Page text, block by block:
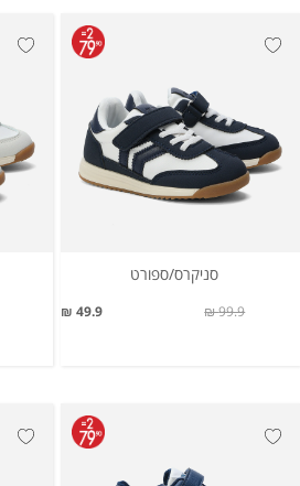
סניקרס/ספורט
49.9 ₪ 99.9 ₪